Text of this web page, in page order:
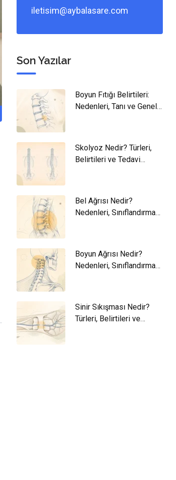
iletisim@aybalasare.com
Son Yazılar
Boyun Fıtığı Belirtileri:
Nedenleri, Tanı ve Genel
Skolyoz Nedir? Türleri,
Belirtileri ve Tedavi
Bel Ağrısı Nedir?
Nedenleri, Sınıflandırması
Boyun Ağrısı Nedir?
Nedenleri, Sınıflandırma
Sinir Sıkışması Nedir?
Türleri, Belirtileri ve